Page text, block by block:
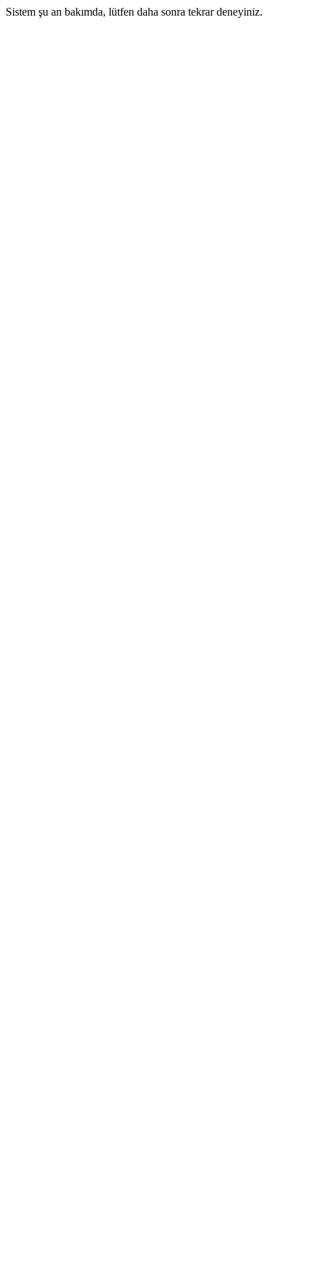
Sistem şu an bakımda, lütfen daha sonra tekrar deneyiniz.